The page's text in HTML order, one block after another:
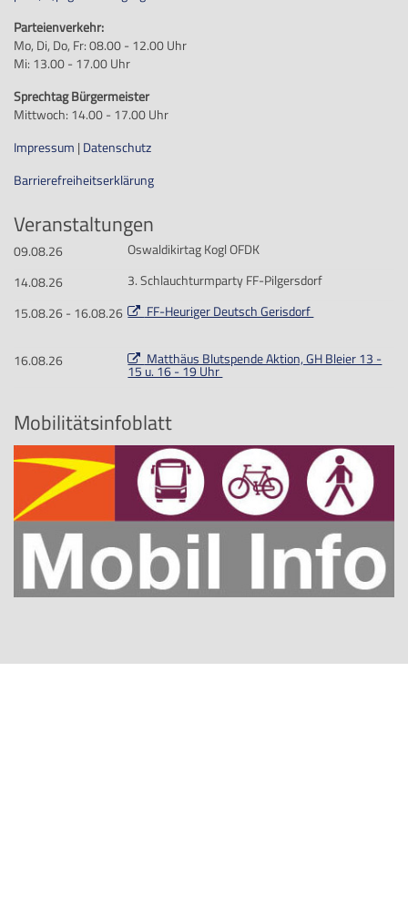
Parteienverkehr:
Mo, Di, Do, Fr: 08.00 - 12.00 Uhr
Mi: 13.00 - 17.00 Uhr
Sprechtag Bürgermeister
Mittwoch: 14.00 - 17.00 Uhr
Impressum | Datenschutz
Barrierefreiheitserklärung
Veranstaltungen
09.08.26
Oswaldikirtag Kogl OFDK
14.08.26
3. Schlauchturmparty FF-Pilgersdorf
15.08.26 - 16.08.26
FF-Heuriger Deutsch Gerisdorf
16.08.26 Matthäus Blutspende Aktion, GH Bleier 13 -
15 u. 16 - 19 Uhr
Mobilitätsinfoblatt